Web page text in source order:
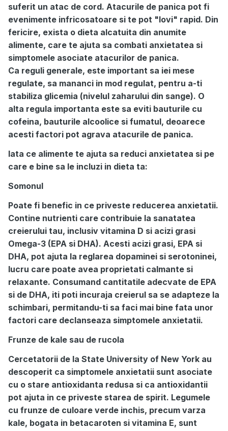
suferit un atac de cord. Atacurile de panica pot fi
evenimente infricosatoare si te pot "lovi" rapid. Din
fericire, exista o dieta alcatuita din anumite
alimente, care te ajuta sa combati anxietatea si
simptomele asociate atacurilor de panica.
Ca reguli generale, este important sa iei mese
regulate, sa mananci in mod regulat, pentru a-ti
stabiliza glicemia (nivelul zaharului din sange). O
alta regula importanta este sa eviti bauturile cu
cofeina, bauturile alcoolice si fumatul, deoarece
acesti factori pot agrava atacurile de panica.
Iata ce alimente te ajuta sa reduci anxietatea si pe
care e bine sa le incluzi in dieta ta:
Somonul
Poate fi benefic in ce priveste reducerea anxietatii.
Contine nutrienti care contribuie la sanatatea
creierului tau, inclusiv vitamina D si acizi grasi
Omega-3 (EPA si DHA). Acesti acizi grasi, EPA si
DHA, pot ajuta la reglarea dopaminei si serotoninei,
lucru care poate avea proprietati calmante si
relaxante. Consumand cantitatile adecvate de EPA
si de DHA, iti poti incuraja creierul sa se adapteze la
schimbari, permitandu-ti sa faci mai bine fata unor
factori care declanseaza simptomele anxietatii.
Frunze de kale sau de rucola
Cercetatorii de la State University of New York au
descoperit ca simptomele anxietatii sunt asociate
cu o stare antioxidanta redusa si ca antioxidantii
pot ajuta in ce priveste starea de spirit. Legumele
cu frunze de culoare verde inchis, precum varza
kale, bogata in betacaroten si vitamina E, sunt